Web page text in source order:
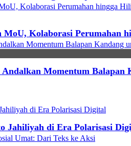
MoU, Kolaborasi Perumahan
Momentum
Jahiliyah di Era Polarisasi